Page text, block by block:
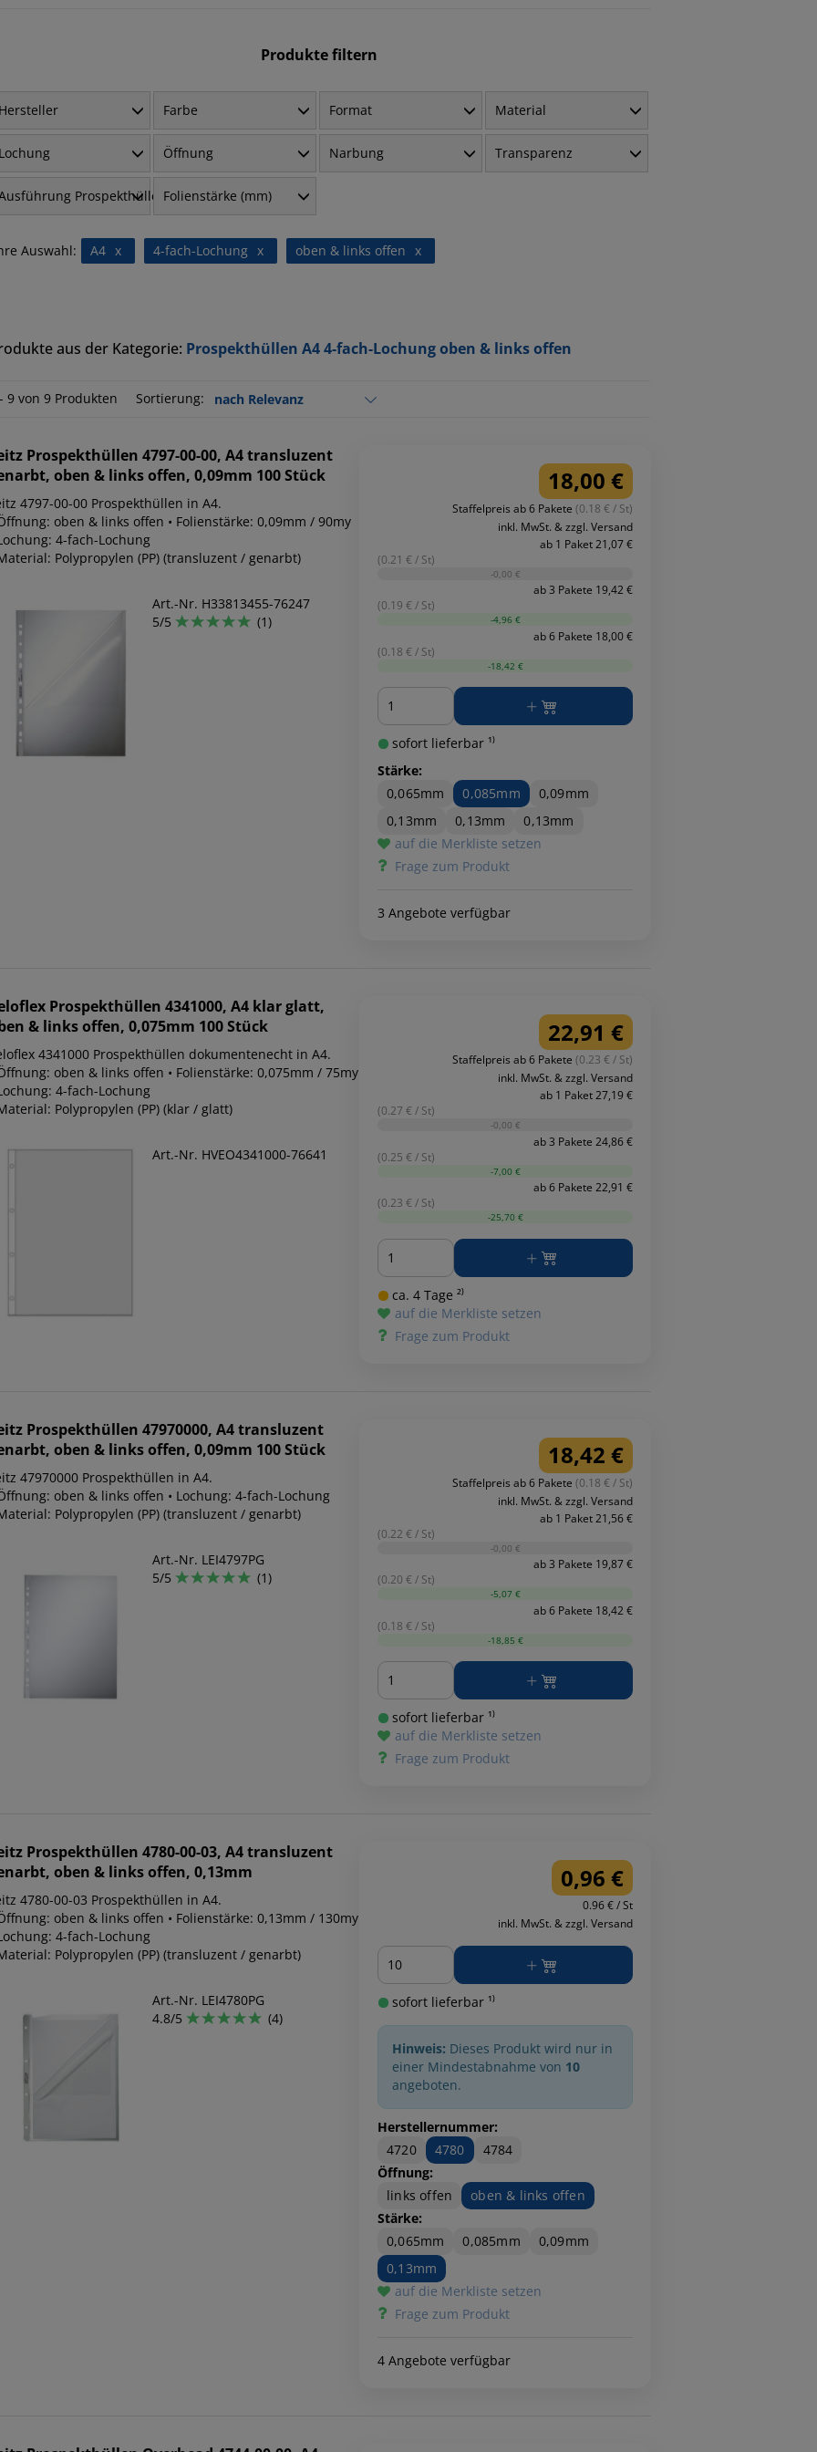
Produkte filtern
Hersteller Farbe Format Material
Lochung Öffnung Narbung Transparenz
ProspekthüllenFolienstärke (mm)
Auswahl: x
A4 x
4-fach-Lochung x
oben & links offen
aus der Kategorie: Prospekthüllen A4 4-fach-Lochung oben & links offen
9 von 9 Produkten Sortierung:
Prospekthüllen 4797-00-00, A4 transluzent
oben & links offen, 0,09mm 100 Stück
4797-00-00 Prospekthüllen in A4.
oben & links offen • Folienstärke: 0,09mm / 90my
4-fach-Lochung
Polypropylen (PP) (transluzent / genarbt)
Art.-Nr. H33813455-76247
5/5
(1)
18,00 €
Staffelpreis ab 6 Pakete (0.18 € / St)
inkl. MwSt. & zzgl. Versand
ab 1 Paket 21,07 €
(0.21 € / St)
-0,00 €
ab 3 Pakete 19,42 €
(0.19 € / St)
-4,96 €
ab 6 Pakete 18,00 €
(0.18 € / St)
-18,42 €
Menge
sofort lieferbar ¹⁾
Stärke:
0,065mm
0,085mm
0,09mm
0,13mm
0,13mm
0,13mm
auf die Merkliste setzen
Frage zum Produkt
3 Angebote verfügbar
Prospekthüllen 4341000, A4 klar glatt,
& links offen, 0,075mm 100 Stück
4341000 Prospekthüllen dokumentenecht in A4.
oben & links offen • Folienstärke: 0,075mm / 75my
4-fach-Lochung
Polypropylen (PP) (klar / glatt)
Art.-Nr. HVEO4341000-76641
22,91 €
Staffelpreis ab 6 Pakete (0.23 € / St)
inkl. MwSt. & zzgl. Versand
ab 1 Paket 27,19 €
(0.27 € / St)
-0,00 €
ab 3 Pakete 24,86 €
(0.25 € / St)
-7,00 €
ab 6 Pakete 22,91 €
(0.23 € / St)
-25,70 €
Menge
ca. 4 Tage ²⁾
auf die Merkliste setzen
Frage zum Produkt
Prospekthüllen 47970000, A4 transluzent
oben & links offen, 0,09mm 100 Stück
47970000 Prospekthüllen in A4.
oben & links offen • Lochung: 4-fach-Lochung
Polypropylen (PP) (transluzent / genarbt)
Art.-Nr. LEI4797PG
5/5
(1)
18,42 €
Staffelpreis ab 6 Pakete (0.18 € / St)
inkl. MwSt. & zzgl. Versand
ab 1 Paket 21,56 €
(0.22 € / St)
-0,00 €
ab 3 Pakete 19,87 €
(0.20 € / St)
-5,07 €
ab 6 Pakete 18,42 €
(0.18 € / St)
-18,85 €
Menge
sofort lieferbar ¹⁾
auf die Merkliste setzen
Frage zum Produkt
Prospekthüllen 4780-00-03, A4 transluzent
oben & links offen, 0,13mm
4780-00-03 Prospekthüllen in A4.
oben & links offen • Folienstärke: 0,13mm / 130my
4-fach-Lochung
Polypropylen (PP) (transluzent / genarbt)
Art.-Nr. LEI4780PG
4.8/5
(4)
0,96 €
0.96 € / St
inkl. MwSt. & zzgl. Versand
Menge
sofort lieferbar ¹⁾
Hinweis: Dieses Produkt wird nur in
einer Mindestabnahme von 10
angeboten.
Herstellernummer:
4720
4780
4784
Öffnung:
links offen
oben & links offen
Stärke:
0,065mm
0,085mm
0,09mm
0,13mm
auf die Merkliste setzen
Frage zum Produkt
4 Angebote verfügbar